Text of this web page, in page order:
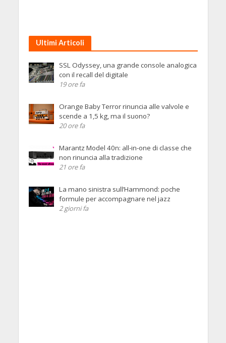
Ultimi Articoli
SSL Odyssey, una grande console analogica
con il recall del digitale
19 ore fa
Orange Baby Terror rinuncia alle valvole e
scende a 1,5 kg, ma il suono?
20 ore fa
Marantz Model 40n: all-in-one di classe che
non rinuncia alla tradizione
21 ore fa
La mano sinistra sull’Hammond: poche
formule per accompagnare nel jazz
2 giorni fa